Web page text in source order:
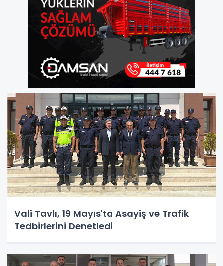
Vali Tavlı, 19 Mayıs'ta Asayiş ve Trafik
Tedbirlerini Denetledi